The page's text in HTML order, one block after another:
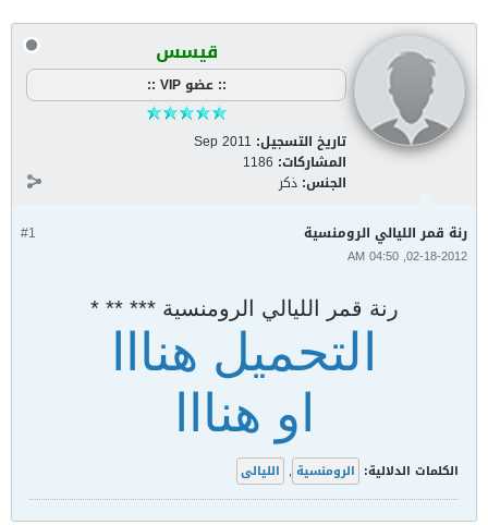
قيسس
:: عضو VIP ::
تاريخ التسجيل: Sep 2011
المشاركات: 1186
الجنس: ذكر
#1 رنة قمر الليالي الرومنسية
02-18-2012, 04:50 AM
رنة قمر الليالي الرومنسية *** ** *
التحميل هنااا
او هنااا
الكلمات الدلالية: الرومنسية , الليالى